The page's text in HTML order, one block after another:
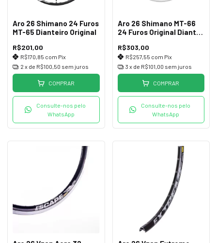
Aro 26 Shimano 24 Furos
MT-65 Dianteiro Original
R$201,00
R$170,85 com Pix
2 x de R$100,50 sem juros
COMPRAR
Consulte-nos pelo
WhatsApp
Aro 26 Shimano MT-66
24 Furos Original Diant
R$303,00
R$257,55 com Pix
3 x de R$101,00 sem juros
COMPRAR
Consulte-nos pelo
WhatsApp